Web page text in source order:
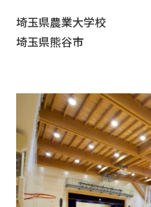
埼玉県農業大学校
埼玉県熊谷市